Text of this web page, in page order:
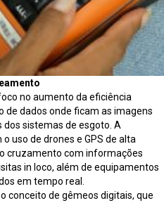
no aumento da eficiência
de dados onde ficam as imagens
sistemas de esgoto. A
uso de drones e GPS de alta
cruzamento com informações
in loco, além de equipamentos
em tempo real.
conceito de gêmeos digitais, que